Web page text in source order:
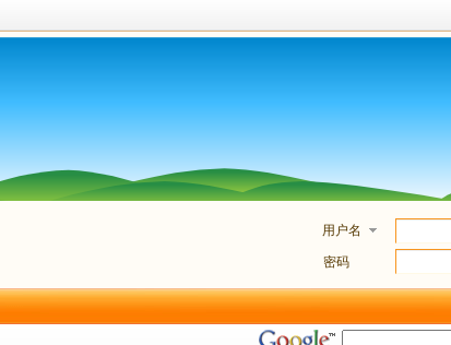
用户名
密码